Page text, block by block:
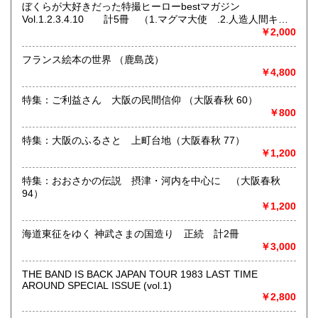
ネット販売を主に多ジャンルの書籍をお取り扱いしておりま
す
大量の書籍から蔵書の整理まで
★ISBN有の書籍・戦前・戦中の古書・紙物(古いチラシなど)
おります！！
まずはお気軽にお問い合わせください!
沿線名：近鉄大阪線
最寄駅：桜井駅
営業時間：11時‐17時
定休日：金曜日(その他の曜日でも出張買取等により休みの場
合がございます)
水たま書店 ではお買取り大歓迎です
ぼくらが大好きだった特撮ヒーローbestマガジン
Vol.1.2.3.4.10 計5冊 （1.マグマ大使 .2.人造人間キカ
イダー3.ギララ 4.ガメラ 10.怪奇大作戦） ＜Kodansha
official file magazine＞
￥2,000
フランス絵本の世界 （鹿島茂）
￥4,800
特集：ご利益さん 大阪の民間信仰 （大阪春秋 60）
￥800
特集：大阪のふるさと 上町台地（大阪春秋 77）
￥1,200
特集：おおさかの伝説 摂津・河内を中心に （大阪春秋
94）
￥1,200
海道東征をゆく 神武さまの国造り 正続 計2冊
￥3,000
THE BAND IS BACK JAPAN TOUR 1983 LAST TIME
AROUND SPECIAL ISSUE (vol.1)
￥2,800